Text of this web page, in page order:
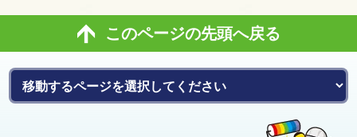
このページの先頭へ戻る